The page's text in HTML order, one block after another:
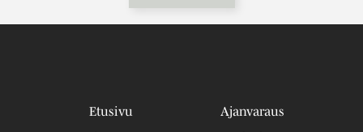
Etusivu
Ajanvaraus